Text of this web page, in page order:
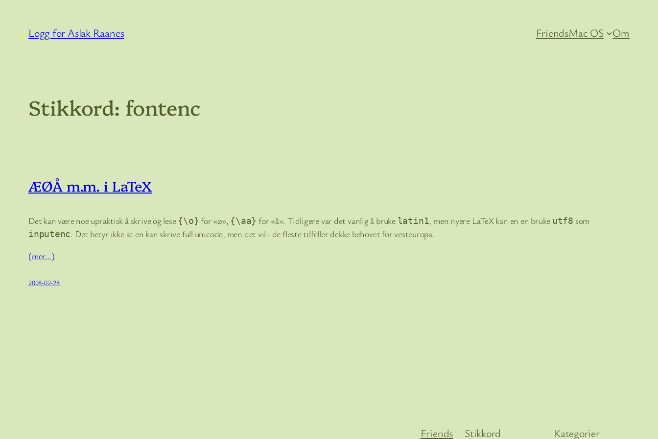
Logg for Aslak Raanes FriendsMac OS Om
Stikkord: fontenc
ÆØÅ m.m. i LaTeX
Det kan være noe upraktisk å skrive og lese {\o} for «ø», {\aa} for «å». Tidligere var det vanlig å bruke latin1, men nyere LaTeX kan en en bruke utf8 som
inputenc. Det betyr ikke at en kan skrive full unicode, men det vil i de fleste tilfeller dekke behovet for vesteuropa.
(mer…)
2008-02-28
Friends Stikkord Kategorier